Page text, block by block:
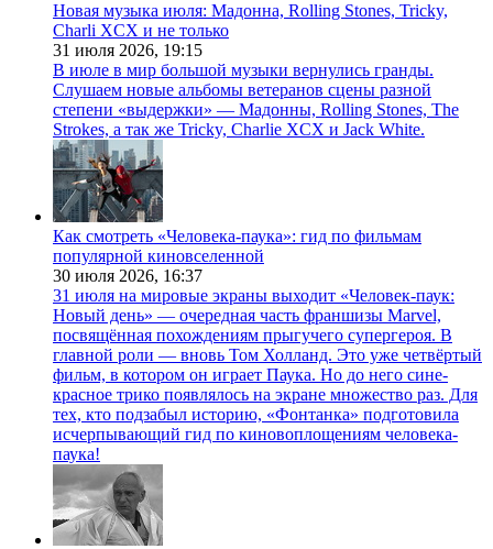
Новая музыка июля: Мадонна, Rolling Stones, Tricky,
Charli XCX и не только
31 июля 2026, 19:15
В июле в мир большой музыки вернулись гранды.
Слушаем новые альбомы ветеранов сцены разной
степени «выдержки» — Мадонны, Rolling Stones, The
Strokes, а так же Tricky, Charlie XCX и Jack White.
Как смотреть «Человека-паука»: гид по фильмам
популярной киновселенной
30 июля 2026, 16:37
31 июля на мировые экраны выходит «Человек-паук:
Новый день» — очередная часть франшизы Marvel,
посвящённая похождениям прыгучего супергероя. В
главной роли — вновь Том Холланд. Это уже четвёртый
фильм, в котором он играет Паука. Но до него сине-
красное трико появлялось на экране множество раз. Для
тех, кто подзабыл историю, «Фонтанка» подготовила
исчерпывающий гид по киновоплощениям человека-
паука!